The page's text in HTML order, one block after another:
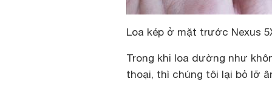
Loa kép ở mặt trước Nexus
Trong khi loa dường như
thoại, thì chúng tôi lại bỏ lỡ